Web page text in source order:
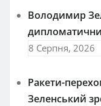
Володимир
8 Серпня, 2026
Ракети-
Зеленський